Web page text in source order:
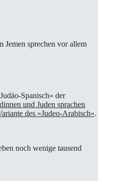
Jemen sprechen vor allem
Spanisch« der
und Juden sprachen
des »Judeo-Arabisch«.
noch wenige tausend